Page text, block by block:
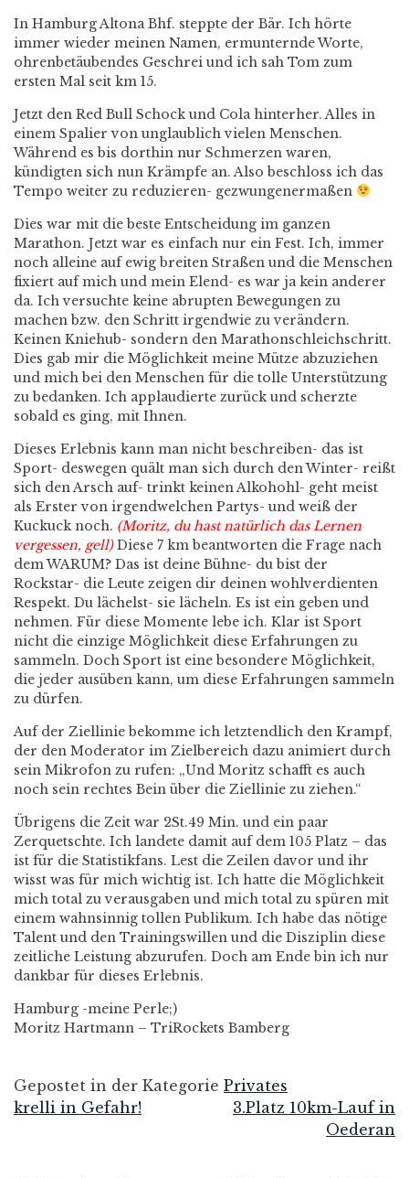
In Hamburg Altona Bhf. steppte der Bär. Ich hörte
immer wieder meinen Namen, ermunternde Worte,
ohrenbetäubendes Geschrei und ich sah Tom zum
ersten Mal seit km 15.
Jetzt den Red Bull Schock und Cola hinterher. Alles in
einem Spalier von unglaublich vielen Menschen.
Während es bis dorthin nur Schmerzen waren,
kündigten sich nun Krämpfe an. Also beschloss ich das
Tempo weiter zu reduzieren- gezwungenermaßen
Dies war mit die beste Entscheidung im ganzen
Marathon. Jetzt war es einfach nur ein Fest. Ich, immer
noch alleine auf ewig breiten Straßen und die Menschen
fixiert auf mich und mein Elend- es war ja kein anderer
da. Ich versuchte keine abrupten Bewegungen zu
machen bzw. den Schritt irgendwie zu verändern.
Keinen Kniehub- sondern den Marathonschleichschritt.
Dies gab mir die Möglichkeit meine Mütze abzuziehen
und mich bei den Menschen für die tolle Unterstützung
zu bedanken. Ich applaudierte zurück und scherzte
sobald es ging, mit Ihnen.
Dieses Erlebnis kann man nicht beschreiben- das ist
Sport- deswegen quält man sich durch den Winter- reißt
sich den Arsch auf- trinkt keinen Alkohohl- geht meist
als Erster von irgendwelchen Partys- und weiß der
Kuckuck noch. (Moritz, du hast natürlich das Lernen
vergessen, gell)Diese 7 km beantworten die Frage nach
dem WARUM? Das ist deine Bühne- du bist der
Rockstar- die Leute zeigen dir deinen wohlverdienten
Respekt. Du lächelst- sie lächeln. Es ist ein geben und
nehmen. Für diese Momente lebe ich. Klar ist Sport
nicht die einzige Möglichkeit diese Erfahrungen zu
sammeln. Doch Sport ist eine besondere Möglichkeit,
die jeder ausüben kann, um diese Erfahrungen sammeln
zu dürfen.
Auf der Ziellinie bekomme ich letztendlich den Krampf,
der den Moderator im Zielbereich dazu animiert durch
sein Mikrofon zu rufen: „Und Moritz schafft es auch
noch sein rechtes Bein über die Ziellinie zu ziehen.“
Übrigens die Zeit war 2St.49 Min. und ein paar
Zerquetschte. Ich landete damit auf dem 105 Platz – das
ist für die Statistikfans. Lest die Zeilen davor und ihr
wisst was für mich wichtig ist. Ich hatte die Möglichkeit
mich total zu verausgaben und mich total zu spüren mit
einem wahnsinnig tollen Publikum. Ich habe das nötige
Talent und den Trainingswillen und die Disziplin diese
zeitliche Leistung abzurufen. Doch am Ende bin ich nur
dankbar für dieses Erlebnis.
Hamburg -meine Perle;)
Moritz Hartmann – TriRockets Bamberg
Gepostet in der Kategorie Privates
krelli in Gefahr!
3.Platz 10km-Lauf in
Oederan